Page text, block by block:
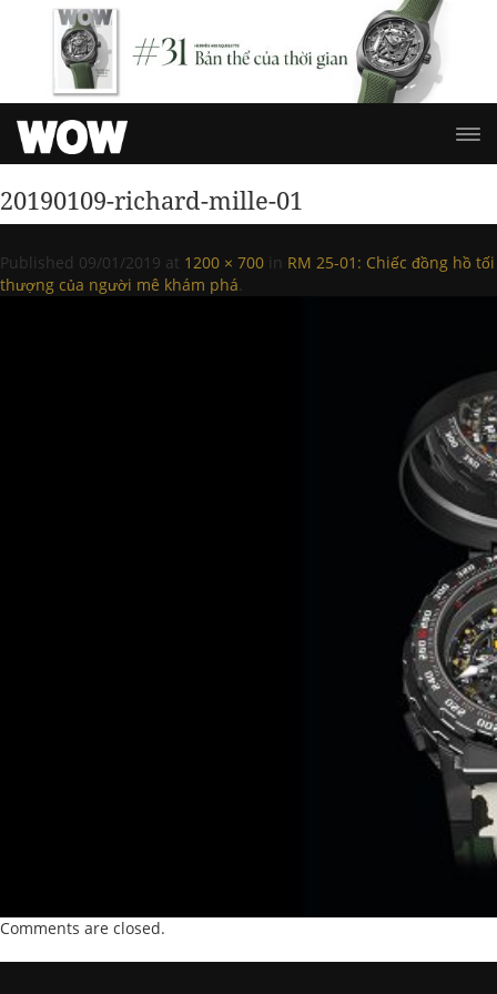
20190109-richard-mille-01
Published 09/01/2019 at 1200 × 700 in RM 25-01: Chiếc đồng hồ tối
thượng của người mê khám phá.
Comments are closed.